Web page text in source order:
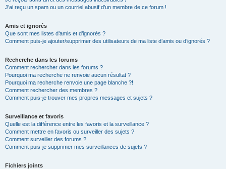
J’ai reçu un spam ou un courriel abusif d’un membre de ce forum !
Amis et ignorés
Que sont mes listes d’amis et d’ignorés ?
Comment puis-je ajouter/supprimer des utilisateurs de ma liste d’amis ou d’ignorés ?
Recherche dans les forums
Comment rechercher dans les forums ?
Pourquoi ma recherche ne renvoie aucun résultat ?
Pourquoi ma recherche renvoie une page blanche ?!
Comment rechercher des membres ?
Comment puis-je trouver mes propres messages et sujets ?
Surveillance et favoris
Quelle est la différence entre les favoris et la surveillance ?
Comment mettre en favoris ou surveiller des sujets ?
Comment surveiller des forums ?
Comment puis-je supprimer mes surveillances de sujets ?
Fichiers joints